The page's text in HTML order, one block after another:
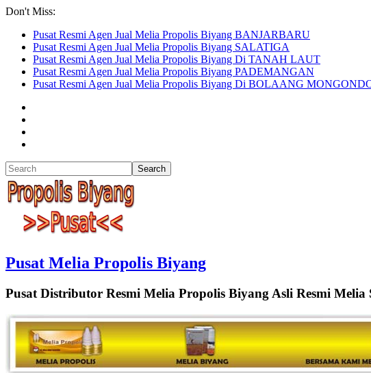
Don't Miss:
Pusat Resmi Agen Jual Melia Propolis Biyang BANJARBARU
Pusat Resmi Agen Jual Melia Propolis Biyang SALATIGA
Pusat Resmi Agen Jual Melia Propolis Biyang Di TANAH LAUT
Pusat Resmi Agen Jual Melia Propolis Biyang PADEMANGAN
Pusat Resmi Agen Jual Melia Propolis Biyang Di BOLAANG
Pusat Melia Propolis Biyang
Pusat Distributor Resmi Melia Propolis Biyang Asli Resmi Melia